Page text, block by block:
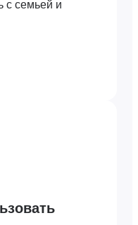
с семьей и